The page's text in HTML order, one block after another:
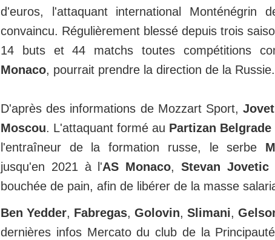
d'euros, l'attaquant international
convaincu. Régulièrement blessé depuis trois
14 buts et 44 matchs toutes compétitions
Monaco, pourrait prendre la direction de la Russie.
D'après des informations de Mozzart Sport,
Moscou. L'attaquant formé au Partizan Belgrade
l'entraîneur de la formation russe, le serbe
jusqu'en 2021 à l'AS Monaco,Stevan Jovetic
bouchée de pain, afin de libérer de la masse
Ben Yedder, Fabregas, Golovin, Slimani,
dernières infos Mercato du club de la